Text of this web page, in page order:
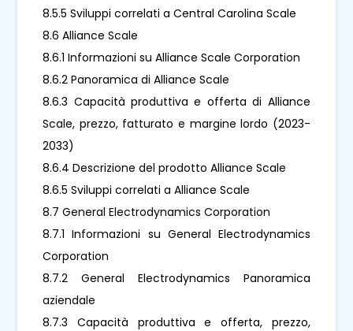
8.5.5 Sviluppi correlati a Central Carolina Scale
8.6 Alliance Scale
8.6.1 Informazioni su Alliance Scale Corporation
8.6.2 Panoramica di Alliance Scale
8.6.3 Capacità produttiva e offerta di Alliance
Scale, prezzo, fatturato e margine lordo (2023-
2033)
8.6.4 Descrizione del prodotto Alliance Scale
8.6.5 Sviluppi correlati a Alliance Scale
8.7 General Electrodynamics Corporation
8.7.1 Informazioni su General Electrodynamics
Corporation
8.7.2 General Electrodynamics Panoramica
aziendale
8.7.3 Capacità produttiva e offerta, prezzo,